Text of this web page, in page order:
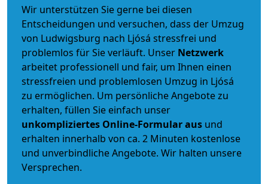
Wir unterstützen Sie gerne bei diesen
Entscheidungen und versuchen, dass der Umzug
von Ludwigsburg nach Ljósá stressfrei und
problemlos für Sie verläuft. Unser Netzwerk
arbeitet professionell und fair, um Ihnen einen
stressfreien und problemlosen Umzug in Ljósá
zu ermöglichen. Um persönliche Angebote zu
erhalten, füllen Sie einfach unser
unkompliziertes Online-Formular aus und
erhalten innerhalb von ca. 2 Minuten kostenlose
und unverbindliche Angebote. Wir halten unsere
Versprechen.